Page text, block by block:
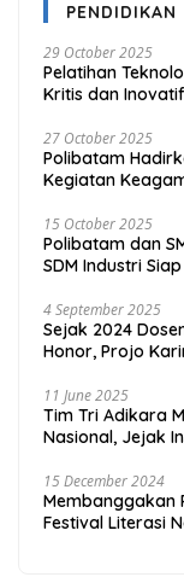
PENDIDIKAN
29 October 2025
Pelatihan
Kritis dan
27 October 2025
Polibatam
Kegiatan
15 October 2025
Polibatam dan
SDM Industri
4 September 2025
Sejak 2024
Honor, Projo
11 June 2025
Tim Tri Adikara
Nasional, Jejak
15 December 2024
Membanggakan
Festival Literasi